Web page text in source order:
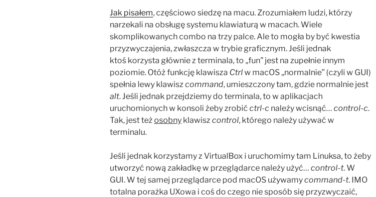
Jak pisałem, częściowo siedzę na macu. Zrozumiałem ludzi, którzy
narzekali na obsługę systemu klawiaturą w macach. Wiele
skomplikowanych combo na trzy palce. Ale to mogła by być kwestia
przyzwyczajenia, zwłaszcza w trybie graficznym. Jeśli jednak
ktoś korzysta głównie z terminala, to „fun” jest na zupełnie innym
poziomie. Otóż funkcję klawisza Ctrlw macOS „normalnie” (czyli w GUI)
spełnia lewy klawisz command, umieszczony tam, gdzie normalnie jest
alt. Jeśli jednak przejdziemy do terminala, to w aplikacjach
uruchomionych w konsoli żeby zrobić ctrl-c należy wcisnąć… control-c.
Tak, jest też osobny klawisz control, którego należy używać w
terminalu.
Jeśli jednak korzystamy z VirtualBox i uruchomimy tam Linuksa, to żeby
utworzyć nową zakładkę w przeglądarce należy użyć… control-t. W
GUI. W tej samej przeglądarce pod macOS używamycommand-t. IMO
totalna porażka UXowa i coś do czego nie sposób się przyzwyczaić,